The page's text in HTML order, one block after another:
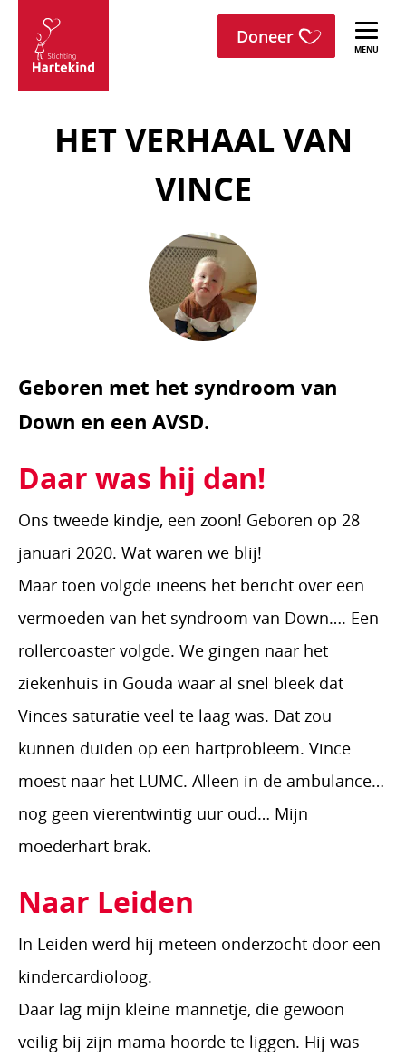
Sla navigatie over
Stichting
Hartekind
Doneer menu
HET VERHAAL VAN
VINCE
Geboren met het syndroom van
Down en een AVSD.
Daar was hij dan!
Ons tweede kindje, een zoon! Geboren op 28
januari 2020. Wat waren we blij!
Maar toen volgde ineens het bericht over een
vermoeden van het syndroom van Down…. Een
rollercoaster volgde. We gingen naar het
ziekenhuis in Gouda waar al snel bleek dat
Vinces saturatie veel te laag was. Dat zou
kunnen duiden op een hartprobleem. Vince
moest naar het LUMC. Alleen in de ambulance…
nog geen vierentwintig uur oud… Mijn
moederhart brak.
Naar Leiden
In Leiden werd hij meteen onderzocht door een
kindercardioloog.
Daar lag mijn kleine mannetje, die gewoon
veilig bij zijn mama hoorde te liggen. Hij was